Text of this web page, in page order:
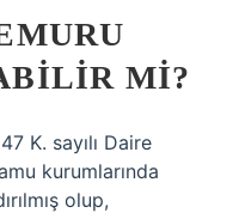
MI?
K. sayılı Daire
kurumlarında
olup,